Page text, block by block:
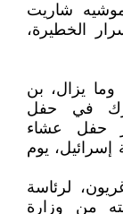
شاريت
الخطيرة،
وما يزال، بن
في حفل
حفل عشاء
يوم
لرئاسة
من وزارة